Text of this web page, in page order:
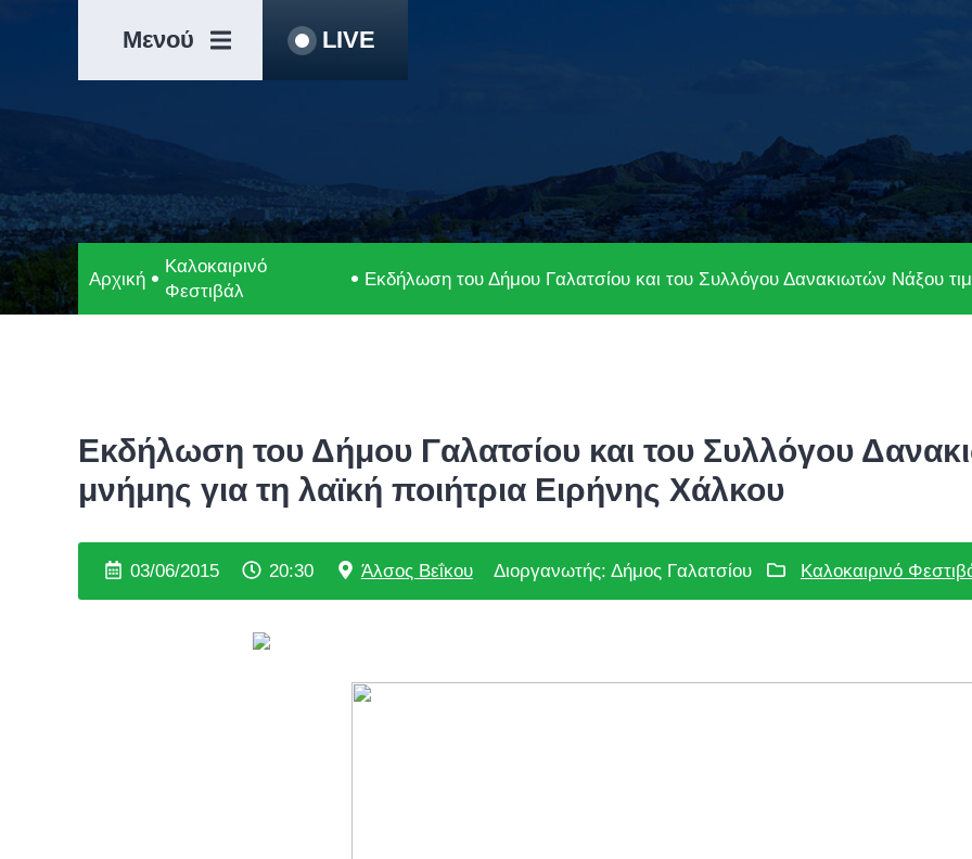
πλοήγησης
Μενού LIVE
Αρχική
Καλοκαιρινό
Φεστιβάλ
Εκδήλωση του Δήμου Γαλατσίου και του Συλλόγου Δανακιωτών Νάξου
Εκδήλωση του Δήμου Γαλατσίου και του Συλλόγου
μνήμης για τη λαϊκή ποιήτρια Ειρήνης Χάλκου
03/06/2015 20:30 Άλσος Βεΐκου Διοργανωτής: Δήμος Γαλατσίου Καλοκαιρινό